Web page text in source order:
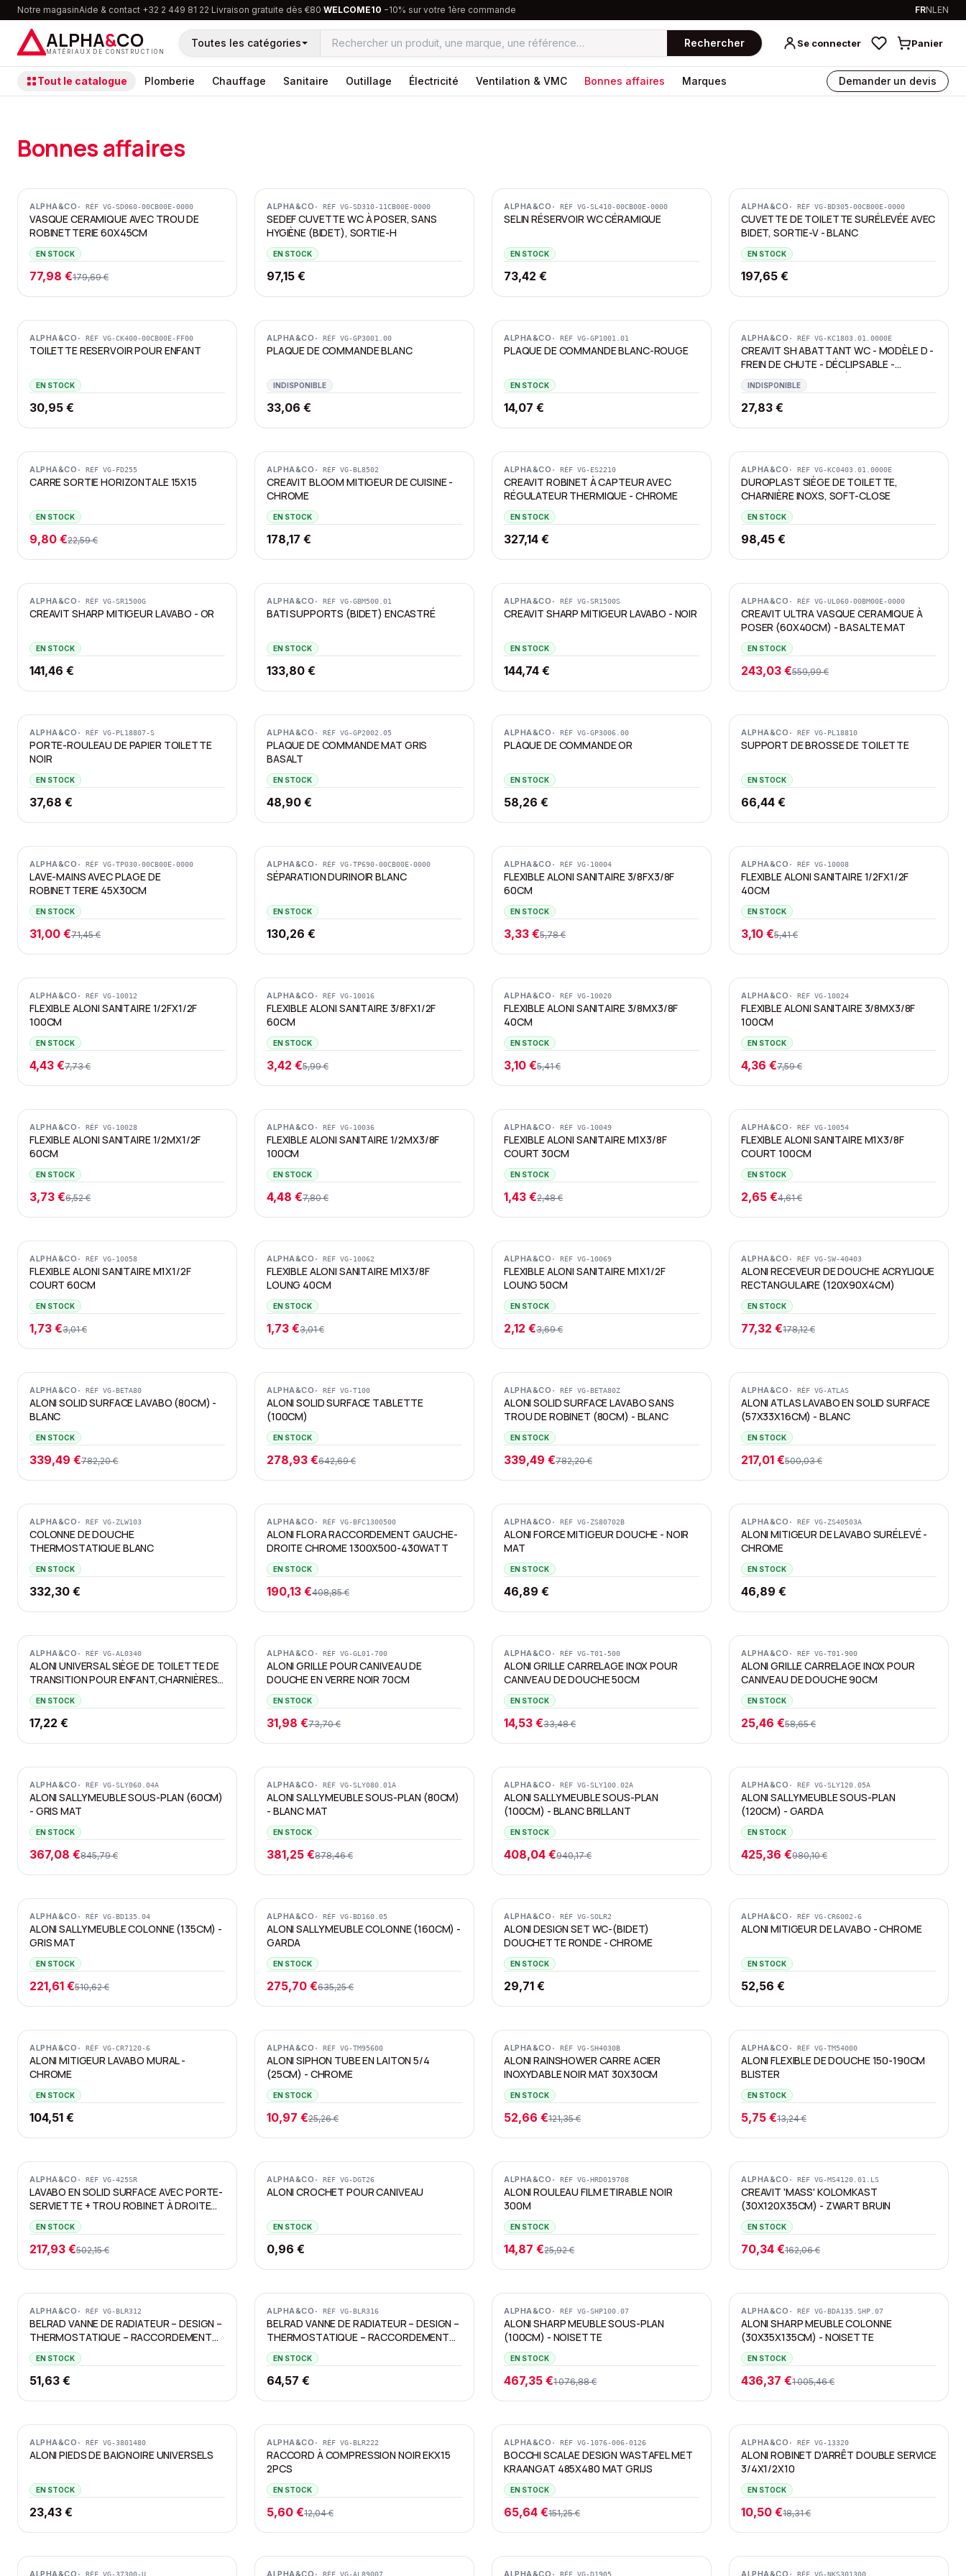
Notre magasinAide & contact·+32 2 449 81 22·Livraison gratuite dès €80·WELCOME10 −10% sur votre 1ère commande FRNLEN
ALPHA&CO
MATÉRIAUX DE CONSTRUCTION
Toutes les catégories Rechercher Se connecter Panier
Tout le catalogue Plomberie Chauffage Sanitaire Outillage Électricité Ventilation & VMC Bonnes affaires Marques Demander un devis
Bonnes affaires
Promotion
ALPHA&CO · RÉFVG-SD060-00CB00E-0000
VASQUE CERAMIQUE AVEC TROU DE
ROBINETTERIE 60X45CM
EN STOCK
77,98 €179,69 €
ALPHA&CO · RÉFVG-SD310-11CB00E-0000
SEDEF CUVETTE WC À POSER, SANS
HYGIÈNE (BIDET), SORTIE-H
EN STOCK
97,15 €
ALPHA&CO · RÉFVG-SL410-00CB00E-0000
SELIN RÉSERVOIR WC CÉRAMIQUE
EN STOCK
73,42 €
ALPHA&CO · RÉFVG-BD305-00CB00E-0000
CUVETTE DE TOILETTE SURÉLEVÉE AVEC
BIDET, SORTIE-V - BLANC
EN STOCK
197,65 €
ALPHA&CO · RÉFVG-CK400-00CB00E-FF00
TOILETTE RESERVOIR POUR ENFANT
EN STOCK
30,95 €
ALPHA&CO · RÉFVG-GP3001.00
PLAQUE DE COMMANDE BLANC
INDISPONIBLE
33,06 €
ALPHA&CO · RÉFVG-GP1001.01
PLAQUE DE COMMANDE BLANC-ROUGE
EN STOCK
14,07 €
ALPHA&CO · RÉFVG-KC1803.01.0000E
CREAVIT SH ABATTANT WC - MODÈLE D -
FREIN DE CHUTE - DÉCLIPSABLE -
DUROPLAST - CHARNIÈRES EN INOX -
BLANC BRILLANT
INDISPONIBLE
27,83 €
Promotion
ALPHA&CO · RÉFVG-FD255
CARRE SORTIE HORIZONTALE 15X15
EN STOCK
9,80 €22,59 €
ALPHA&CO · RÉFVG-BL8502
CREAVIT BLOOM MITIGEUR DE CUISINE -
CHROME
EN STOCK
178,17 €
ALPHA&CO · RÉFVG-ES2210
CREAVIT ROBINET À CAPTEUR AVEC
RÉGULATEUR THERMIQUE - CHROME
EN STOCK
327,14 €
ALPHA&CO · RÉFVG-KC0403.01.0000E
DUROPLAST SIÈGE DE TOILETTE,
CHARNIÈRE INOXS, SOFT-CLOSE
EN STOCK
98,45 €
ALPHA&CO · RÉFVG-SR1500G
CREAVIT SHARP MITIGEUR LAVABO - OR
EN STOCK
141,46 €
ALPHA&CO · RÉFVG-GBM500.01
BATI SUPPORTS (BIDET) ENCASTRÉ
EN STOCK
133,80 €
ALPHA&CO · RÉFVG-SR1500S
CREAVIT SHARP MITIGEUR LAVABO - NOIR
EN STOCK
144,74 €
Promotion
ALPHA&CO · RÉFVG-UL060-00BM00E-0000
CREAVIT ULTRA VASQUE CERAMIQUE À
POSER (60X40CM) - BASALTE MAT
EN STOCK
243,03 €559,99 €
ALPHA&CO · RÉFVG-PL18807-S
PORTE-ROULEAU DE PAPIER TOILETTE
NOIR
EN STOCK
37,68 €
ALPHA&CO · RÉFVG-GP2002.05
PLAQUE DE COMMANDE MAT GRIS
BASALT
EN STOCK
48,90 €
ALPHA&CO · RÉFVG-GP3006.00
PLAQUE DE COMMANDE OR
EN STOCK
58,26 €
ALPHA&CO · RÉFVG-PL18810
SUPPORT DE BROSSE DE TOILETTE
EN STOCK
66,44 €
Promotion
ALPHA&CO · RÉFVG-TP030-00CB00E-0000
LAVE-MAINS AVEC PLAGE DE
ROBINETTERIE 45X30CM
EN STOCK
31,00 €71,45 €
ALPHA&CO · RÉFVG-TP690-00CB00E-0000
SÉPARATION DURINOIR BLANC
EN STOCK
130,26 €
Promotion
ALPHA&CO · RÉFVG-10004
FLEXIBLE ALONI SANITAIRE 3/8FX3/8F
60CM
EN STOCK
3,33 €5,78 €
Promotion
ALPHA&CO · RÉFVG-10008
FLEXIBLE ALONI SANITAIRE 1/2FX1/2F
40CM
EN STOCK
3,10 €5,41 €
Promotion
ALPHA&CO · RÉFVG-10012
FLEXIBLE ALONI SANITAIRE 1/2FX1/2F
100CM
EN STOCK
4,43 €7,73 €
Promotion
ALPHA&CO · RÉFVG-10016
FLEXIBLE ALONI SANITAIRE 3/8FX1/2F
60CM
EN STOCK
3,42 €5,99 €
Promotion
ALPHA&CO · RÉFVG-10020
FLEXIBLE ALONI SANITAIRE 3/8MX3/8F
40CM
EN STOCK
3,10 €5,41 €
Promotion
ALPHA&CO · RÉFVG-10024
FLEXIBLE ALONI SANITAIRE 3/8MX3/8F
100CM
EN STOCK
4,36 €7,59 €
Promotion
ALPHA&CO · RÉFVG-10028
FLEXIBLE ALONI SANITAIRE 1/2MX1/2F
60CM
EN STOCK
3,73 €6,52 €
Promotion
ALPHA&CO · RÉFVG-10036
FLEXIBLE ALONI SANITAIRE 1/2MX3/8F
100CM
EN STOCK
4,48 €7,80 €
Promotion
ALPHA&CO · RÉFVG-10049
FLEXIBLE ALONI SANITAIRE M1X3/8F
COURT 30CM
EN STOCK
1,43 €2,48 €
Promotion
ALPHA&CO · RÉFVG-10054
FLEXIBLE ALONI SANITAIRE M1X3/8F
COURT 100CM
EN STOCK
2,65 €4,61 €
Promotion
ALPHA&CO · RÉFVG-10058
FLEXIBLE ALONI SANITAIRE M1X1/2F
COURT 60CM
EN STOCK
1,73 €3,01 €
Promotion
ALPHA&CO · RÉFVG-10062
FLEXIBLE ALONI SANITAIRE M1X3/8F
LOUNG 40CM
EN STOCK
1,73 €3,01 €
Promotion
ALPHA&CO · RÉFVG-10069
FLEXIBLE ALONI SANITAIRE M1X1/2F
LOUNG 50CM
EN STOCK
2,12 €3,69 €
Promotion
ALPHA&CO · RÉFVG-SW-40403
ALONI RECEVEUR DE DOUCHE ACRYLIQUE
RECTANGULAIRE (120X90X4CM)
EN STOCK
77,32 €178,12 €
Promotion
ALPHA&CO · RÉFVG-BETA80
ALONI SOLID SURFACE LAVABO (80CM) -
BLANC
EN STOCK
339,49 €782,20 €
Promotion
ALPHA&CO · RÉFVG-T100
ALONI SOLID SURFACE TABLETTE
(100CM)
EN STOCK
278,93 €642,69 €
Promotion
ALPHA&CO · RÉFVG-BETA80Z
ALONI SOLID SURFACE LAVABO SANS
TROU DE ROBINET (80CM) - BLANC
EN STOCK
339,49 €782,20 €
Promotion
ALPHA&CO · RÉFVG-ATLAS
ALONI ATLAS LAVABO EN SOLID SURFACE
(57X33X16CM) - BLANC
EN STOCK
217,01 €500,03 €
ALPHA&CO · RÉFVG-ZLW103
COLONNE DE DOUCHE
THERMOSTATIQUE BLANC
EN STOCK
332,30 €
Promotion
ALPHA&CO · RÉFVG-BFC1300500
ALONI FLORA RACCORDEMENT GAUCHE-
DROITE CHROME 1300X500-430WATT
EN STOCK
190,13 €408,85 €
ALPHA&CO · RÉFVG-ZS80702B
ALONI FORCE MITIGEUR DOUCHE - NOIR
MAT
EN STOCK
46,89 €
ALPHA&CO · RÉFVG-ZS40503A
ALONI MITIGEUR DE LAVABO SURÉLEVÉ -
CHROME
EN STOCK
46,89 €
ALPHA&CO · RÉFVG-AL0340
ALONI UNIVERSAL SIÈGE DE TOILETTE DE
TRANSITION POUR ENFANT,CHARNIÈRES
PVC, SOFT-CLOSE
EN STOCK
17,22 €
Promotion
ALPHA&CO · RÉFVG-GL01-700
ALONI GRILLE POUR CANIVEAU DE
DOUCHE EN VERRE NOIR 70CM
EN STOCK
31,98 €73,70 €
Promotion
ALPHA&CO · RÉFVG-T01-500
ALONI GRILLE CARRELAGE INOX POUR
CANIVEAU DE DOUCHE 50CM
EN STOCK
14,53 €33,48 €
Promotion
ALPHA&CO · RÉFVG-T01-900
ALONI GRILLE CARRELAGE INOX POUR
CANIVEAU DE DOUCHE 90CM
EN STOCK
25,46 €58,65 €
Promotion
ALPHA&CO · RÉFVG-SLY060.04A
ALONI SALLY MEUBLE SOUS-PLAN (60CM)
- GRIS MAT
EN STOCK
367,08 €845,79 €
Promotion
ALPHA&CO · RÉFVG-SLY080.01A
ALONI SALLY MEUBLE SOUS-PLAN (80CM)
- BLANC MAT
EN STOCK
381,25 €878,46 €
Promotion
ALPHA&CO · RÉFVG-SLY100.02A
ALONI SALLY MEUBLE SOUS-PLAN
(100CM) - BLANC BRILLANT
EN STOCK
408,04 €940,17 €
Promotion
ALPHA&CO · RÉFVG-SLY120.05A
ALONI SALLY MEUBLE SOUS-PLAN
(120CM) - GARDA
EN STOCK
425,36 €980,10 €
Promotion
ALPHA&CO · RÉFVG-BD135.04
ALONI SALLY MEUBLE COLONNE (135CM) -
GRIS MAT
EN STOCK
221,61 €510,62 €
Promotion
ALPHA&CO · RÉFVG-BD160.05
ALONI SALLY MEUBLE COLONNE (160CM) -
GARDA
EN STOCK
275,70 €635,25 €
ALPHA&CO · RÉFVG-SOLR2
ALONI DESIGN SET WC-(BIDET)
DOUCHETTE RONDE - CHROME
EN STOCK
29,71 €
ALPHA&CO · RÉFVG-CR6002-6
ALONI MITIGEUR DE LAVABO - CHROME
EN STOCK
52,56 €
ALPHA&CO · RÉFVG-CR7120-6
ALONI MITIGEUR LAVABO MURAL -
CHROME
EN STOCK
104,51 €
Promotion
ALPHA&CO · RÉFVG-TM95600
ALONI SIPHON TUBE EN LAITON 5/4
(25CM) - CHROME
EN STOCK
10,97 €25,26 €
Promotion
ALPHA&CO · RÉFVG-SH4030B
ALONI RAINSHOWER CARRE ACIER
INOXYDABLE NOIR MAT 30X30CM
EN STOCK
52,66 €121,35 €
Promotion
ALPHA&CO · RÉFVG-TM54000
ALONI FLEXIBLE DE DOUCHE 150-190CM
BLISTER
EN STOCK
5,75 €13,24 €
Promotion
ALPHA&CO · RÉFVG-425SR
LAVABO EN SOLID SURFACE AVEC PORTE-
SERVIETTE + TROU ROBINET À DROITE
(35.8X20.5X15.7CM) - BLANC
EN STOCK
217,93 €502,15 €
ALPHA&CO · RÉFVG-DGT26
ALONI CROCHET POUR CANIVEAU
EN STOCK
0,96 €
Promotion
ALPHA&CO · RÉFVG-HRD019708
ALONI ROULEAU FILM ETIRABLE NOIR
300M
EN STOCK
14,87 €25,92 €
Promotion
ALPHA&CO · RÉFVG-MS4120.01.LS
CREAVIT 'MASS' KOLOMKAST
(30X120X35CM) - ZWART BRUIN
EN STOCK
70,34 €162,06 €
ALPHA&CO · RÉFVG-BLR312
BELRAD VANNE DE RADIATEUR – DESIGN –
THERMOSTATIQUE – RACCORDEMENT
CENTRAL – ANGULAIRE –
RACCORDEMENT MURAL – CHROME
EN STOCK
51,63 €
ALPHA&CO · RÉFVG-BLR316
BELRAD VANNE DE RADIATEUR – DESIGN –
THERMOSTATIQUE – RACCORDEMENT
CENTRAL – ANGULAIRE –
RACCORDEMENT MURAL – NOIR MAT
EN STOCK
64,57 €
Promotion
ALPHA&CO · RÉFVG-SHP100.07
ALONI SHARP MEUBLE SOUS-PLAN
(100CM) - NOISETTE
EN STOCK
467,35 €1 076,88 €
Promotion
ALPHA&CO · RÉFVG-BDA135.SHP.07
ALONI SHARP MEUBLE COLONNE
(30X35X135CM) - NOISETTE
EN STOCK
436,37 €1 005,46 €
ALPHA&CO · RÉFVG-3801480
ALONI PIEDS DE BAIGNOIRE UNIVERSELS
EN STOCK
23,43 €
Promotion
ALPHA&CO · RÉFVG-BLR222
RACCORD À COMPRESSION NOIR EKX15
2PCS
EN STOCK
5,60 €12,04 €
Promotion
ALPHA&CO · RÉFVG-1076-006-0126
BOCCHI SCALAE DESIGN WASTAFEL MET
KRAANGAT 485X480 MAT GRIJS
EN STOCK
65,64 €151,25 €
Promotion
ALPHA&CO · RÉFVG-13320
ALONI ROBINET D'ARRÊT DOUBLE SERVICE
3/4X1/2X10
EN STOCK
10,50 €18,31 €
Promotion
ALPHA&CO · RÉFVG-37300-U Promotion
ALPHA&CO · RÉFVG-AL89007 Promotion
ALPHA&CO · RÉFVG-D1905 ALPHA&CO · RÉFVG-NKS301300